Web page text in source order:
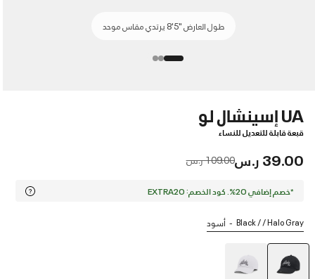
طول العارض "5'8 يرتدي مقاس موحد
UA إسينشال لو
قبعة قابلة للتعديل للنساء
39.00 ر.س Price reduced from
109.00 ر.س to
*خصم إضافي 20%. كود الخصم: EXTRA20
Black / / Halo Gray أسود